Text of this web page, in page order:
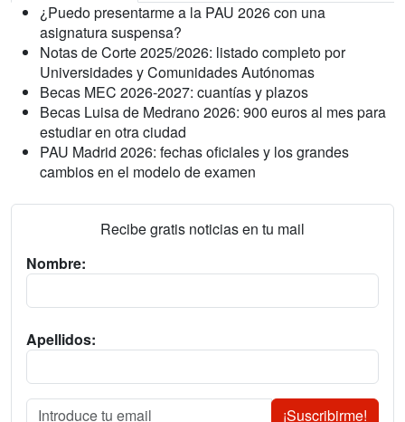
¿Puedo presentarme a la PAU 2026 con una
asignatura suspensa?
Notas de Corte 2025/2026: listado completo por
Universidades y Comunidades Autónomas
Becas MEC 2026-2027: cuantías y plazos
Becas Luisa de Medrano 2026: 900 euros al mes para
estudiar en otra ciudad
PAU Madrid 2026: fechas oficiales y los grandes
cambios en el modelo de examen
Recibe gratis noticias en tu mail
Nombre:
Apellidos:
¡Suscribirme!